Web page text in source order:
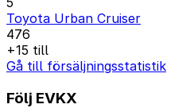
Toyota Urban Cruiser
476
+15 till
Gå till försäljningsstatistik
Följ EVKX